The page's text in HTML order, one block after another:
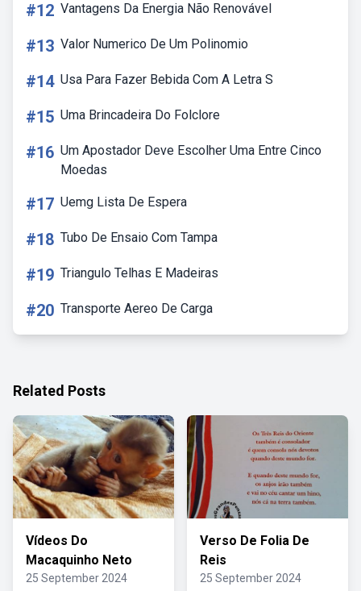
#12 Vantagens Da Energia Não Renovável
#13 Valor Numerico De Um Polinomio
#14 Usa Para Fazer Bebida Com A Letra S
#15 Uma Brincadeira Do Folclore
#16 Um Apostador Deve Escolher Uma Entre Cinco
Moedas
#17 Uemg Lista De Espera
#18 Tubo De Ensaio Com Tampa
#19 Triangulo Telhas E Madeiras
#20 Transporte Aereo De Carga
Related Posts
Vídeos Do
Macaquinho Neto
25 September 2024
Verso De Folia De
Reis
25 September 2024